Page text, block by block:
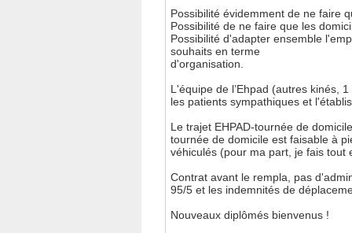
Possibilité évidemment de ne faire
Possibilité de ne faire que les
Possibilité d'adapter ensemble
souhaits en terme
d'organisation.
L'équipe de l’Ehpad (autres kinés,
les patients sympathiques et
Le trajet EHPAD-tournée de
tournée de domicile est faisable à
véhiculés (pour ma part, je fais tout
Contrat avant le rempla, pas
95/5 et les indemnités de
Nouveaux diplômés bienvenus !